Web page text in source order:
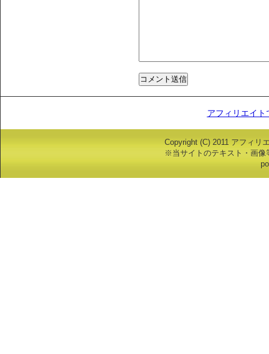
アフィリエイ
Copyright (C) 2011 アフィリ
※当サイトのテキスト・画像